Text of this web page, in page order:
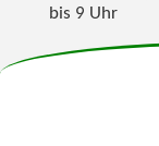
bis 9 Uhr